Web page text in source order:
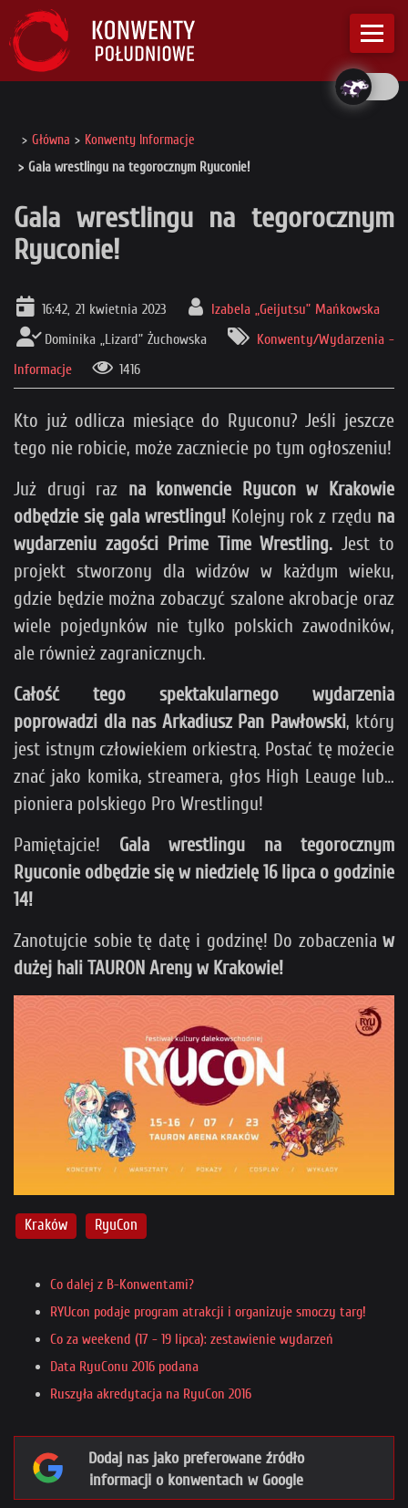
Główna
Konwenty Informacje
Gala wrestlingu na tegorocznym Ryuconie!
Gala wrestlingu na tegorocznym
Ryuconie!
16:42, 21 kwietnia 2023
Izabela „Geijutsu” Mańkowska
Dominika „Lizard” Żuchowska
Konwenty/Wydarzenia -
Informacje
1416
Kto już odlicza miesiące do Ryuconu? Jeśli jeszcze
tego nie robicie, może zaczniecie po tym ogłoszeniu!
Już drugi raz na konwencie Ryucon w Krakowie
odbędzie się gala wrestlingu!Kolejny rok z rzędu na
wydarzeniu zagości Prime Time Wrestling. Jest to
projekt stworzony dla widzów w każdym wieku,
gdzie będzie można zobaczyć szalone akrobacje oraz
wiele pojedynków nie tylko polskich zawodników,
ale również zagranicznych.
Całość tego spektakularnego wydarzenia
poprowadzi dla nas Arkadiusz Pan Pawłowski, który
jest istnym człowiekiem orkiestrą. Postać tę możecie
znać jako komika, streamera, głos High Leauge lub…
pioniera polskiego Pro Wrestlingu!
Pamiętajcie! Gala wrestlingu na tegorocznym
Ryuconie odbędzie się w niedzielę 16 lipca o godzinie
14!
Zanotujcie sobie tę datę i godzinę! Do zobaczenia w
dużej hali TAURON Areny w Krakowie!
Kraków RyuCon
Co dalej z B-Konwentami?
RYUcon podaje program atrakcji i organizuje smoczy targ!
Co za weekend (17 - 19 lipca): zestawienie wydarzeń
Data RyuConu 2016 podana
Ruszyła akredytacja na RyuCon 2016
Dodaj nas jako preferowane źródło
informacji o konwentach w Google